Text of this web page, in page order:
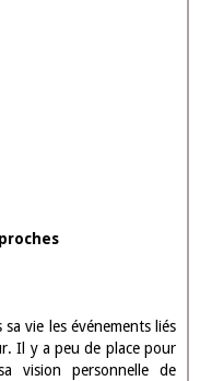
sa vie les événements liés
Il y a peu de place pour
vision personnelle de